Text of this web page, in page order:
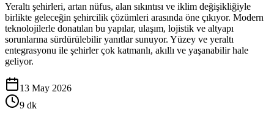
Yeraltı şehirleri, artan nüfus, alan sıkıntısı ve iklim değişikliğiyle
birlikte geleceğin şehircilik çözümleri arasında öne çıkıyor. Modern
teknolojilerle donatılan bu yapılar, ulaşım, lojistik ve altyapı
sorunlarına sürdürülebilir yanıtlar sunuyor. Yüzey ve yeraltı
entegrasyonu ile şehirler çok katmanlı, akıllı ve yaşanabilir hale
geliyor.
13 May 2026
9 dk